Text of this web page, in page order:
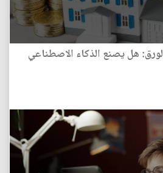
هل يصنع الذكاء الاصطناعي